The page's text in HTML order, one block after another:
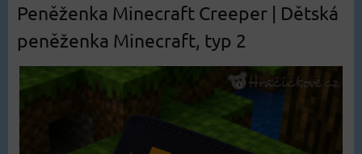
Peněženka Minecraft Creeper | Dětská
peněženka Minecraft, typ 2